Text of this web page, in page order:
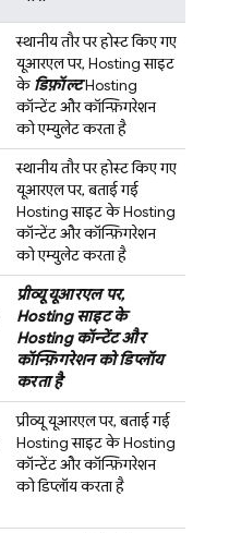
स्थानीय तौर पर होस्ट किए गए
यूआरएल पर, Hostingसाइट
के डिफ़ॉल्टHosting
कॉन्टेंट और कॉन्फ़िगरेशन
को एम्युलेट करता है
स्थानीय तौर पर होस्ट किए गए
यूआरएल पर, बताई गई
Hostingसाइट केHosting
कॉन्टेंट और कॉन्फ़िगरेशन
को एम्युलेट करता है
प्रीव्यू यूआरएल पर,
Hostingसाइट के
Hostingकॉन्टेंट और
कॉन्फ़िगरेशन को डिप्लॉय
करता है
प्रीव्यू यूआरएल पर, बताई गई
Hostingसाइट केHosting
कॉन्टेंट और कॉन्फ़िगरेशन
को डिप्लॉय करता है